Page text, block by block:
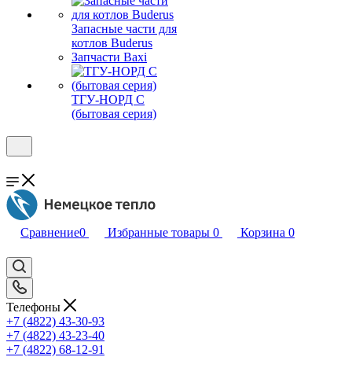
Запасные части для
котлов Buderus
Запчасти Baxi
ТГУ-НОРД С
(бытовая серия)
Сравнение0 Избранные товары 0 Корзина 0
Телефоны
+7 (4822) 43-30-93
+7 (4822) 43-23-40
+7 (4822) 68-12-91